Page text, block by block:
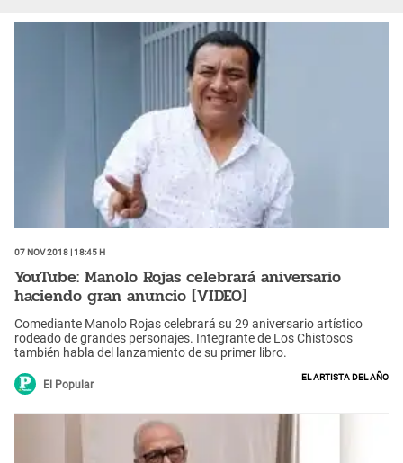
07 Nov 2018 | 18:45 h
YouTube: Manolo Rojas celebrará aniversario
haciendo gran anuncio [VIDEO]
Comediante Manolo Rojas celebrará su 29 aniversario artístico
rodeado de grandes personajes. Integrante de Los Chistosos
también habla del lanzamiento de su primer libro.
El Popular
El Artista del Año